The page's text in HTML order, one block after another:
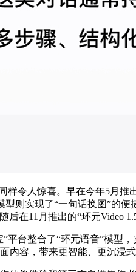
样令人惊喜。早在今年5月
型则实现了“一句话换图”的
后在11月推出的“环元Video
平台整合了“环元语音”模型
内容，带来更智能、更沉浸式